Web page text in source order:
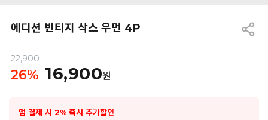
에디션 빈티지 삭스 우먼 4P
22,900
26% 16,900원
앱 결제 시 2% 즉시 추가할인